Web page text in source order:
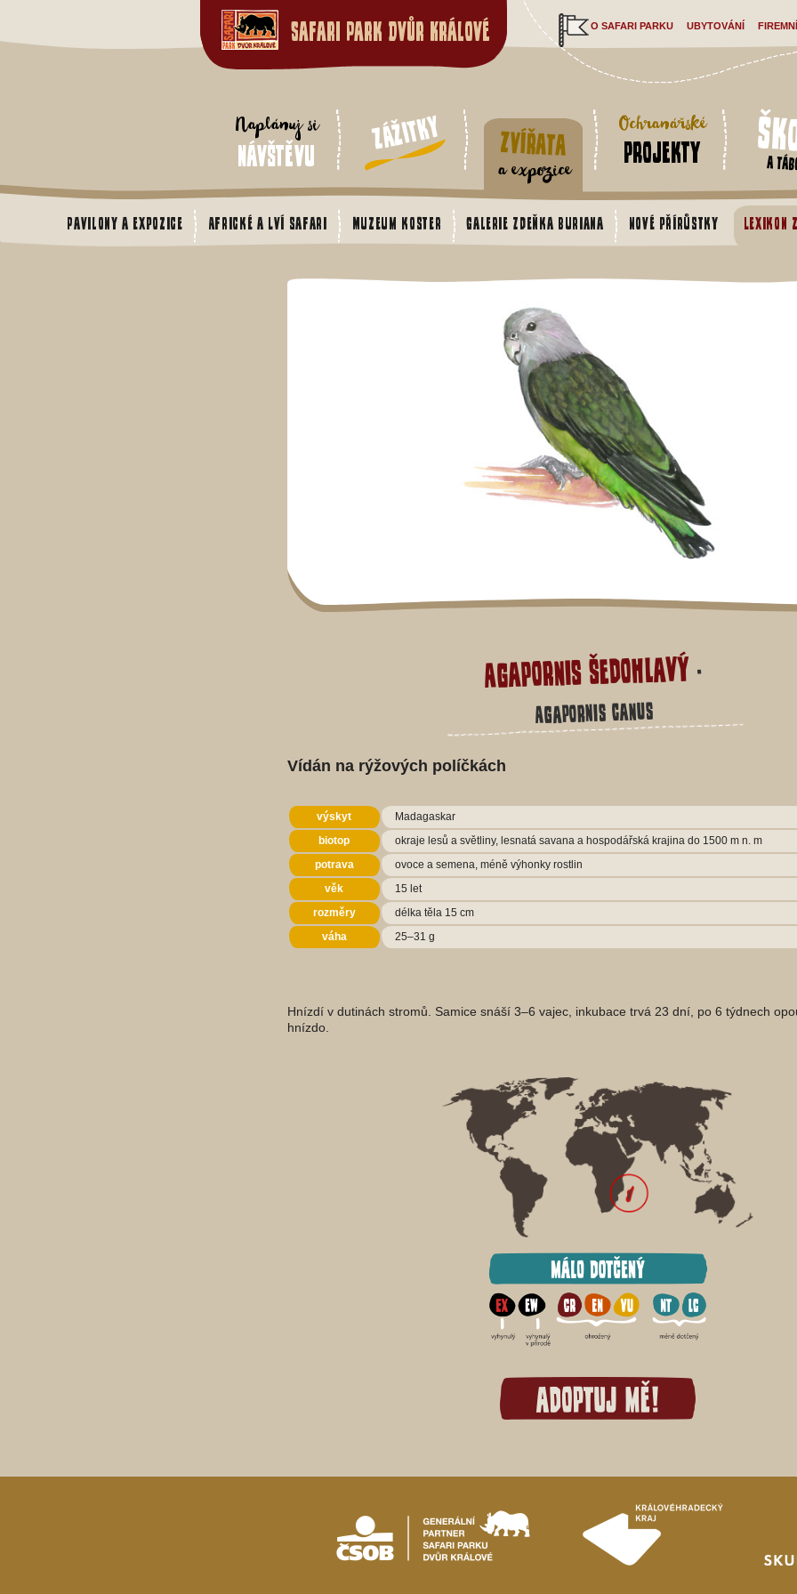
Safari Park Dvůr Králové
Naplánuj si
návštěvu
Zážitky Zvířata
a expozice
Ochranářské
projekty a
O SAFARI PARKU UBYTOVÁNÍ
Pavilony a expozice Africké a Lví safari Muzeum koster Galerie Zdeňka Buriana Nové přírůstky Lexikon
Agapornis šedohlavý-
Agapornis canus
Vídán na rýžových políčkách
výskyt
Madagaskar
biotop
okraje lesů a světliny, lesnatá savana a hospodářská krajina do 1500 m n. m
potrava
ovoce a semena, méně výhonky rostlin
věk
15 let
rozměry
délka těla 15 cm
váha
25–31 g
Hnízdí v dutinách stromů. Samice snáší 3–6 vajec, inkubace trvá 23 dní, po 6 týdnech
hnízdo.